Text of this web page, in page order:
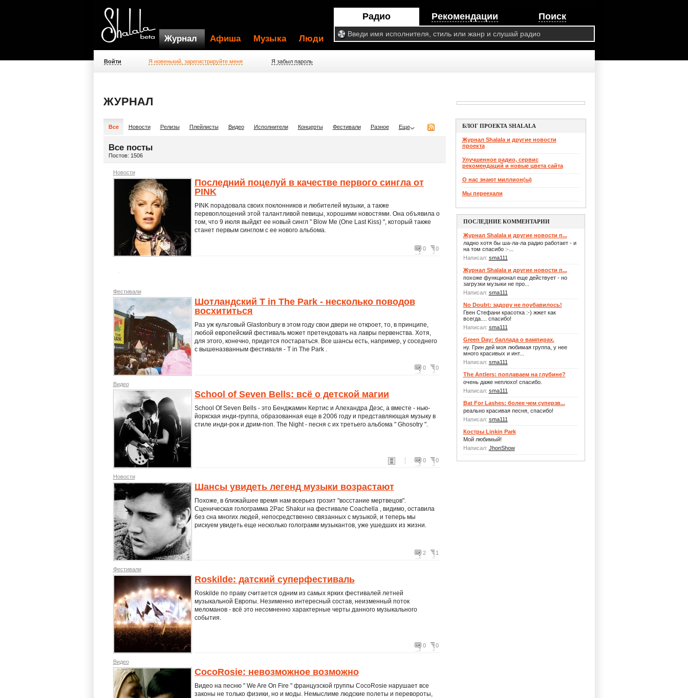
Радио Рекомендации Поиск
Журнал Афиша Музыка Люди
Войти Я новенький, зарегистрируйте меня Я забыл пароль
ЖУРНАЛ
Все Новости Релизы Плейлисты Видео Исполнители Концерты Фестивали Разное Еще
Все посты
Постов: 1506
Новости
Последний поцелуй в качестве первого сингла от
PINK
PINK порадовала своих поклонников и любителей музыки, а также
перевоплощений этой талантливой певицы, хорошими новостями. Она объявила о
том, что 9 июля выйдкт ее новый сингл " Blow Me (One Last Kiss) ", который также
станет первым синглом с ее нового альбома.
0 0
Фестивали
Шотландский T in The Park - несколько поводов
восхититься
Раз уж культовый Glastonbury в этом году свои двери не откроет, то, в принципе,
любой европейский фестиваль может претендовать на лавры первенства. Хотя,
для этого, конечно, придется постараться. Все шансы есть, например, у соседнего
с вышеназванным фестиваля - T in The Park .
0 0
Видео
School of Seven Bells: всё о детской магии
School Of Seven Bells - это Бенджамин Кертис и Алехандра Деэс, а вместе - нью-
йоркская инди-группа, образованная еще в 2006 году и представляющая музыку в
стиле инди-рок и дрим-поп. The Night - песня с их третьего альбома " Ghosotry ".
0 0
Новости
Шансы увидеть легенд музыки возрастают
Похоже, в ближайшее время нам всерьез грозит "восстание мертвецов".
Сценическая голограмма 2Pac Shakur на фестивале Coachella , видимо, оставила
без сна многих людей, непосредственно связанных с музыкой, и теперь мы
рискуем увидеть еще несколько голограмм музыкантов, уже ушедших из жизни.
2 1
Фестивали
Roskilde: датский суперфестиваль
Roskilde по праву считается одним из самых ярких фестивалей летней
музыкальной Европы. Незименно интересный состав, неизменный поток
меломанов - всё это несомненно характерные черты данного музыкального
события.
0 0
Видео
CocoRosie: невозможное возможно
Видео на песню " We Are On Fire " французской группы CocoRosie нарушает все
законы не только физики, но и моды. Немыслиме людские полеты и перевороты,
БЛОГ ПРОЕКТА SHALALA
Журнал Shalala и другие новости
проекта
Улучшенное радио, сервис
рекомендаций и новые цвета сайта
О нас знают миллион(ы)
Мы переехали
ПОСЛЕДНИЕ КОММЕНТАРИИ
Журнал Shalala и другие новости п...
ладно хотя бы ша-ла-ла радио работает - и
на том спасибо :-...
Написал: sma111
Журнал Shalala и другие новости п...
похоже функционал еще действует - но
загрузки музыки не про...
Написал: sma111
No Doubt: задору не поубавилось!
Гвен Стефани красотка :-) жжет как
всегда.... спасибо!
Написал: sma111
Green Day: баллада о вампирах.
ну. Грин дей моя любимая группа, у нее
много красивых и инт...
Написал: sma111
The Antlers: поплаваем на глубине?
очень даже неплохо! спасибо.
Написал: sma111
Bat For Lashes: более чем суперзв...
реально красивая песня, спасибо!
Написал: sma111
Костры Linkin Park
Мой любимый!
Написал: JhonShow